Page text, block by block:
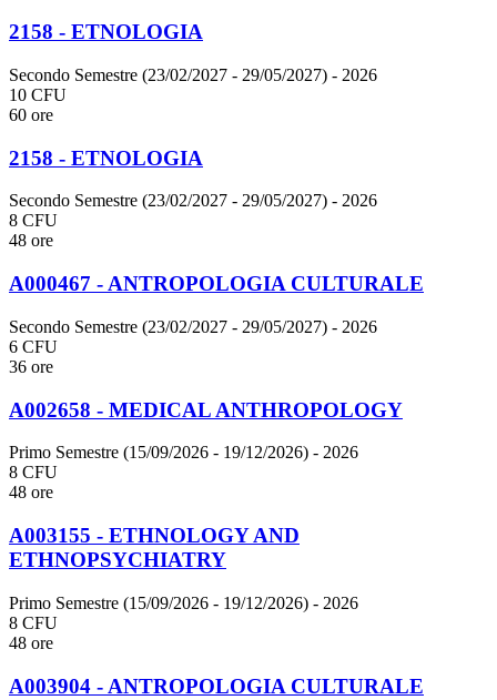
2158 - ETNOLOGIA
Secondo Semestre (23/02/2027 - 29/05/2027) - 2026
10 CFU
60 ore
2158 - ETNOLOGIA
Secondo Semestre (23/02/2027 - 29/05/2027) - 2026
8 CFU
48 ore
A000467 - ANTROPOLOGIA CULTURALE
Secondo Semestre (23/02/2027 - 29/05/2027) - 2026
6 CFU
36 ore
A002658 - MEDICAL ANTHROPOLOGY
Primo Semestre (15/09/2026 - 19/12/2026) - 2026
8 CFU
48 ore
A003155 - ETHNOLOGY AND
ETHNOPSYCHIATRY
Primo Semestre (15/09/2026 - 19/12/2026) - 2026
8 CFU
48 ore
A003904 - ANTROPOLOGIA CULTURALE